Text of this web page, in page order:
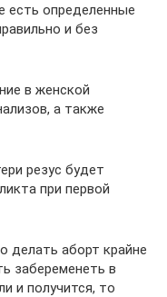
есть определенные
и без
в женской
а также
резус будет
при первой
делать аборт крайне
забеременеть в
и получится, то